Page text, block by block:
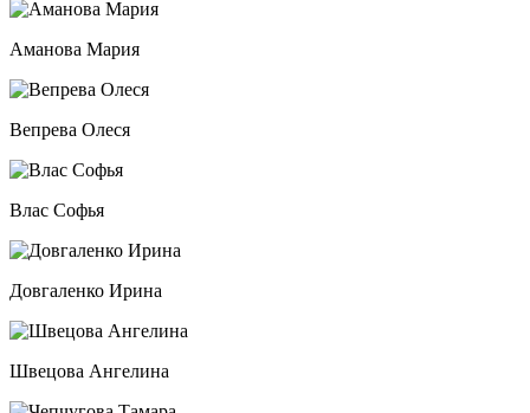
Аманова Мария
Вепрева Олеся
Влас Софья
Довгаленко Ирина
Швецова Ангелина